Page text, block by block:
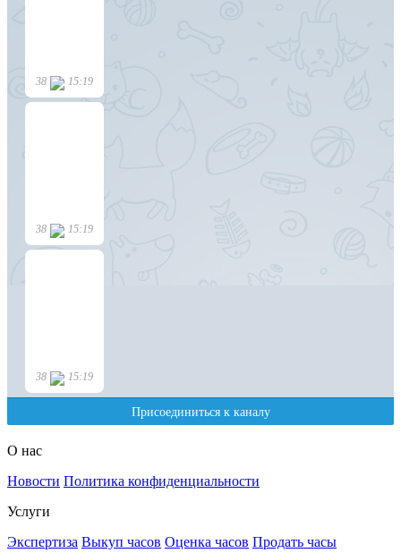
О нас
Новости Политика конфиденциальности
Услуги
Экспертиза Выкуп часов Оценка часов Продать часы